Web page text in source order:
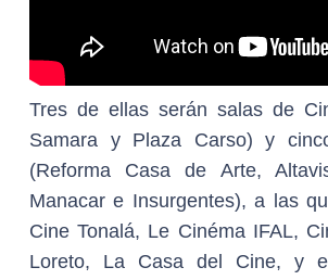
Tres de ellas serán salas de
Samara y Plaza Carso) y
(Reforma Casa de Arte,
Manacar e Insurgentes), a las
Cine Tonalá, Le Cinéma IFAL,
Loreto, La Casa del Cine, y